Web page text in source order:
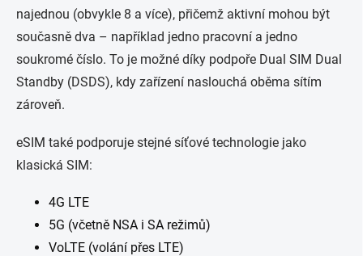
najednou (obvykle 8 a více), přičemž aktivní mohou být
současně dva – například jedno pracovní a jedno
soukromé číslo. To je možné díky podpoře Dual SIM Dual
Standby (DSDS), kdy zařízení naslouchá oběma sítím
zároveň.
eSIM také podporuje stejné síťové technologie jako
klasická SIM:
4G LTE
5G (včetně NSA i SA režimů)
VoLTE (volání přes LTE)